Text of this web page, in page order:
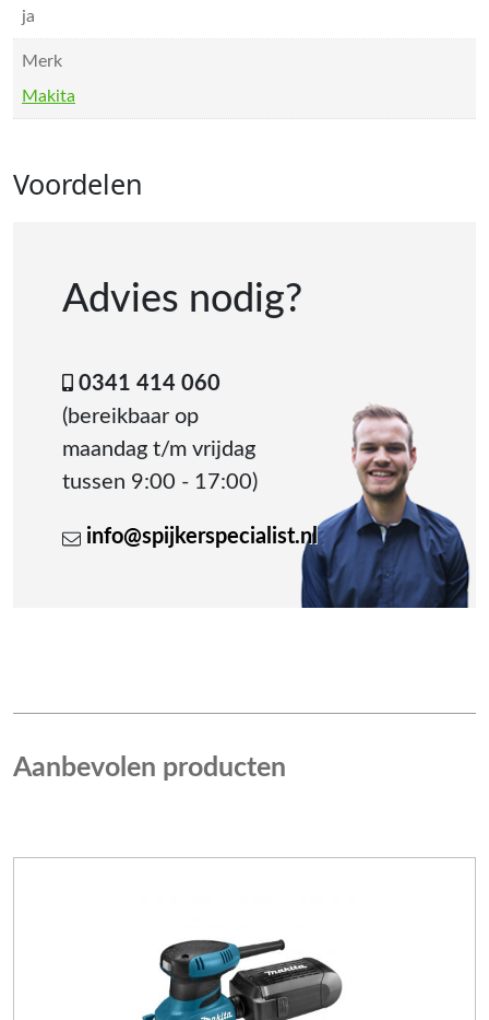
ja
Merk
Makita
Voordelen
Advies nodig?
0341 414 060
(bereikbaar op
maandag t/m vrijdag
tussen 9:00 - 17:00)
info@spijkerspecialist.nl
Aanbevolen producten